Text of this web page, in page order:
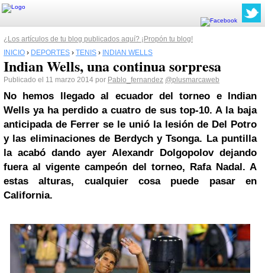
¿Los artículos de tu blog publicados aquí? ¡Propón tu blog!
INICIO › DEPORTES › TENIS › INDIAN WELLS
Indian Wells, una continua sorpresa
Publicado el 11 marzo 2014 por Pablo_fernandez @plusmarcaweb
No hemos llegado al ecuador del torneo e Indian
Wells ya ha perdido a cuatro de sus top-10. A la baja
anticipada de Ferrer se le unió la lesión de Del Potro
y las eliminaciones de Berdych y Tsonga. La puntilla
la acabó dando ayer Alexandr Dolgopolov dejando
fuera al vigente campeón del torneo, Rafa Nadal. A
estas alturas, cualquier cosa puede pasar en
California.